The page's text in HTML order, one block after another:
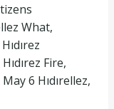
What,
Fire,
6 Hıdırellez,